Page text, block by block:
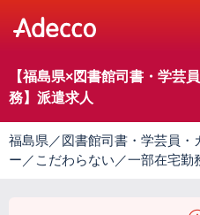
【福島県×図書館司書・学芸
務】派遣求人
福島県／図書館司書・学芸員・
ー／こだわらない／一部在宅勤